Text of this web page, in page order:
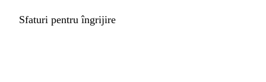
Sfaturi pentru îngrijire